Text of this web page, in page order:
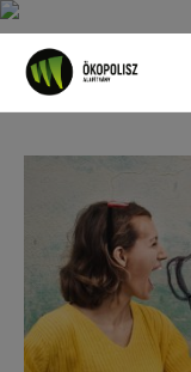
Rólunk
Cikkek
SDG célok